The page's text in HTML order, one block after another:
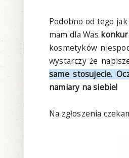
Podobno od tego
mam dla Was
kosmetyków
wystarczy że
same stosujecie.
namiary na siebie!
Na zgłoszenia